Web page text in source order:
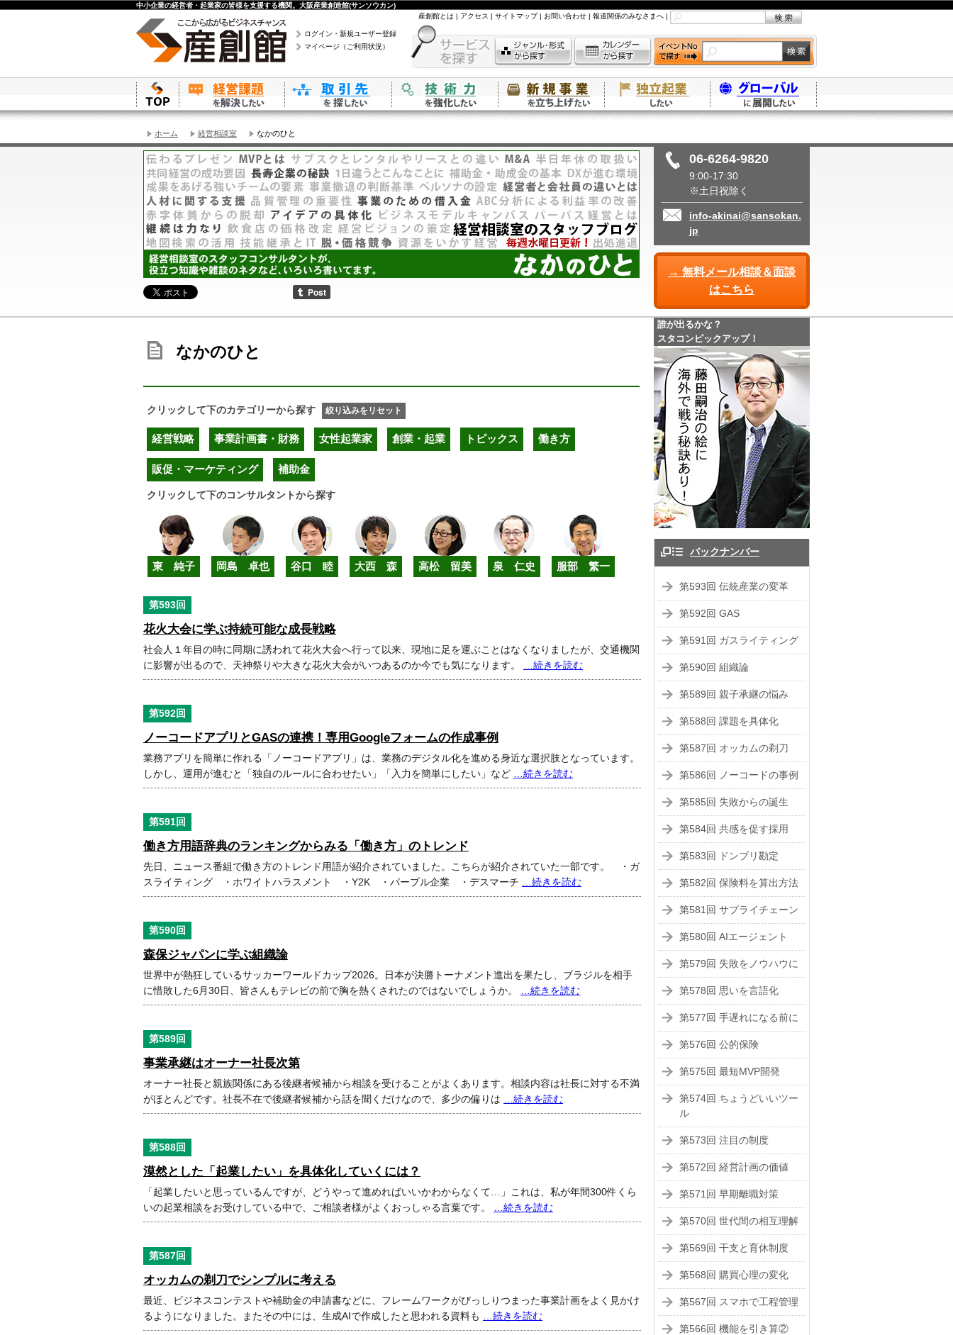
中小企業の経営者・起業家の皆様を支援する機関。大阪産業創造館(サンソウカン)
ログイン・新規ユーザー登録
マイページ（ご利用状況）
産創館とは | アクセス | サイトマップ| お問い合わせ | 報道関係のみなさまへ |
ホーム 経営相談室 なかのひと
06-6264-9820
9:00-17:30
※土日祝除く
info-akinai@sansokan.
jp
→ 無料メール相談＆面談
はこちら
なかのひと
クリックして下のカテゴリーから探す 絞り込みをリセット
経営戦略 事業計画書・財務 女性起業家 創業・起業 トピックス 働き方
販促・マーケティング 補助金
クリックして下のコンサルタントから探す
東 純子 岡島 卓也 谷口 睦 大西 森 高松 留美 泉 仁史 服部 繁一
第593回
花火大会に学ぶ持続可能な成長戦略
社会人１年目の時に同期に誘われて花火大会へ行って以来、現地に足を運ぶことはなくなりましたが、交通機関
に影響が出るので、天神祭りや大きな花火大会がいつあるのか今でも気になります。
…続きを読む
第592回
ノーコードアプリとGASの連携！専用Googleフォームの作成事例
業務アプリを簡単に作れる「ノーコードアプリ」は、業務のデジタル化を進める身近な選択肢となっています。
しかし、運用が進むと「独自のルールに合わせたい」「入力を簡単にしたい」など
…続きを読む
第591回
働き方用語辞典のランキングからみる「働き方」のトレンド
先日、ニュース番組で働き方のトレンド用語が紹介されていました。こちらが紹介されていた一部です。 ・ガ
スライティング ・ホワイトハラスメント ・Y2K ・パープル企業 ・デスマーチ
…続きを読む
第590回
森保ジャパンに学ぶ組織論
世界中が熱狂しているサッカーワールドカップ2026。日本が決勝トーナメント進出を果たし、ブラジルを相手
に惜敗した6月30日、皆さんもテレビの前で胸を熱くされたのではないでしょうか。
…続きを読む
第589回
事業承継はオーナー社長次第
オーナー社長と親族関係にある後継者候補から相談を受けることがよくあります。相談内容は社長に対する不満
がほとんどです。社長不在で後継者候補から話を聞くだけなので、多少の偏りは
…続きを読む
第588回
漠然とした「起業したい」を具体化していくには？
「起業したいと思っているんですが、どうやって進めればいいかわからなくて…」これは、私が年間300件くら
いの起業相談をお受けしている中で、ご相談者様がよくおっしゃる言葉です。
…続きを読む
第587回
オッカムの剃刀でシンプルに考える
最近、ビジネスコンテストや補助金の申請書などに、フレームワークがびっしりつまった事業計画をよく見かけ
るようになりました。またその中には、生成AIで作成したと思われる資料も
…続きを読む
誰が出るかな？
スタコンピックアップ！
バックナンバー
第593回 伝統産業の変革
第592回 GAS
第591回 ガスライティング
第590回 組織論
第589回 親子承継の悩み
第588回 課題を具体化
第587回 オッカムの剃刀
第586回 ノーコードの事例
第585回 失敗からの誕生
第584回 共感を促す採用
第583回 ドンブリ勘定
第582回 保険料を算出方法
第581回 サプライチェーン
第580回 AIエージェント
第579回 失敗をノウハウに
第578回 思いを言語化
第577回 手遅れになる前に
第576回 公的保険
第575回 最短MVP開発
第574回 ちょうどいいツー
ル
第573回 注目の制度
第572回 経営計画の価値
第571回 早期離職対策
第570回 世代間の相互理解
第569回 干支と育休制度
第568回 購買心理の変化
第567回 スマホで工程管理
第566回 機能を引き算②